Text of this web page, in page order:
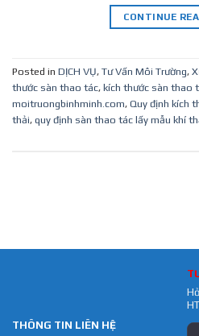
CONTINUE
Posted in DỊCH VỤ, Tư Vấn Môi Trường,
thước sàn thao tác, kích thước sàn thao
moitruongbinhminh.com, Quy định kích
thải, quy định sàn thao tác lấy mẫu khí
THÔNG TIN LIÊN HỆ